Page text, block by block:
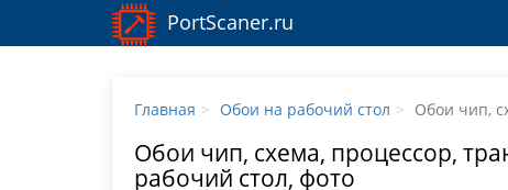
PortScaner.ru
Главная Обои на рабочий стол Обои чип,
Обои чип, схема, процессор,
рабочий стол, фото